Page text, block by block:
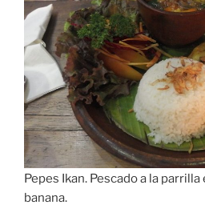
Pepes Ikan. Pescado a la
banana.